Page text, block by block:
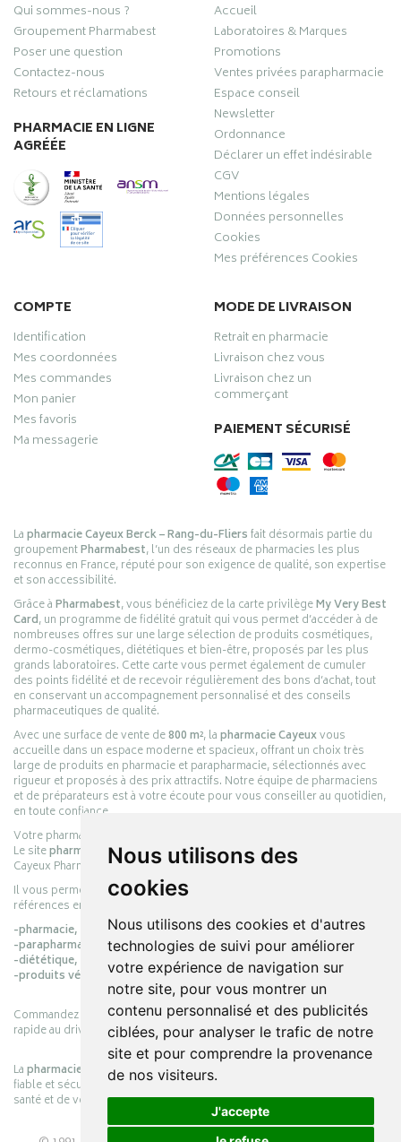
Nous utilisons des
cookies
Nous utilisons des cookies et d'autres
technologies de suivi pour améliorer
votre expérience de navigation sur
notre site, pour vous montrer un
contenu personnalisé et des publicités
ciblées, pour analyser le trafic de notre
site et pour comprendre la provenance
de nos visiteurs.
J'accepte
Qui sommes-nous ?
Groupement Pharmabest
Poser une question
Contactez-nous
Retours et réclamations
PHARMACIE EN LIGNE
AGRÉÉE
Accueil
Laboratoires & Marques
Promotions
Ventes privées parapharmacie
Espace conseil
Newsletter
Ordonnance
Déclarer un effet indésirable
CGV
Mentions légales
Données personnelles
Cookies
Mes préférences Cookies
COMPTE
Identification
Mes coordonnées
Mes commandes
Mon panier
Mes favoris
Ma messagerie
MODE DE LIVRAISON
Retrait en pharmacie
Livraison chez vous
Livraison chez un
commerçant
PAIEMENT SÉCURISÉ
Lapharmacie Cayeux Berck – Rang-du-Fliersfait désormais partie du
groupementPharmabest, l’un des réseaux de pharmacies les plus
reconnus en France, réputé pour son exigence de qualité, son expertise
et son accessibilité.
Grâce àPharmabest, vous bénéficiez de la carte privilègeMy Very Best
Card, un programme de fidélité gratuit qui vous permet d’accéder à de
nombreuses offres sur une large sélection de produits cosmétiques,
dermo-cosmétiques, diététiques et bien-être, proposés par les plus
grands laboratoires. Cette carte vous permet également de cumuler
des points fidélité et de recevoir régulièrement des bons d’achat, tout
en conservant un accompagnement personnalisé et des conseils
pharmaceutiques de qualité.
Avec une surface de vente de800 m², lapharmacie Cayeuxvous
accueille dans un espace moderne et spacieux, offrant un choix très
large de produits en pharmacie et parapharmacie, sélectionnés avec
rigueur et proposés à des prix attractifs. Notre équipe de pharmaciens
et de préparateurs est à votre écoute pour vous conseiller au quotidien,
en toute confiance.
Votre pharmacie en ligne :
Le sitepharmacie-cayeux.frest le prolongement digital de la pharmacie
Cayeux Pharmabest Berck-sur-Mer – Rang-du-Fliers.
Il vous permet de réaliser vos achats en ligne parmi des milliers de
références en :
-pharmacie,
-parapharmacie,
-diététique,
-produits vétérinaires.
Commandez simplement vos produits en ligne et choisissez le retrait
rapide au drive ou la livraison à domicile, en toute simplicité.
Lapharmacie Cayeuxs’engage à vous offrir une expérience pratique,
fiable et sécurisée, en officine comme en ligne, au service de votre
santé et de votre bien-être.